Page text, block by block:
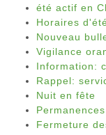
été actif en
Horaires
Nouveau
Vigilance
Information:
Rappel:
Nuit en fête
Fermeture